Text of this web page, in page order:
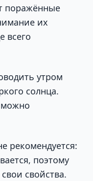
поражённые
их
всего
утром
солнца.
можно
рекомендуется:
поэтому
свойства.